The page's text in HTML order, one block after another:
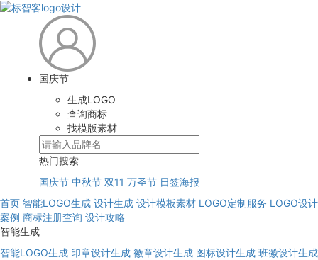
国庆节
生成LOGO
查询商标
找模版素材
热门搜索
国庆节 中秋节 双11 万圣节 日签海报
首页 智能LOGO生成 设计生成 设计模板素材 LOGO定制服务 LOGO设计
案例 商标注册查询 设计攻略
智能生成
智能LOGO生成 印章设计生成 徽章设计生成 图标设计生成 班徽设计生成